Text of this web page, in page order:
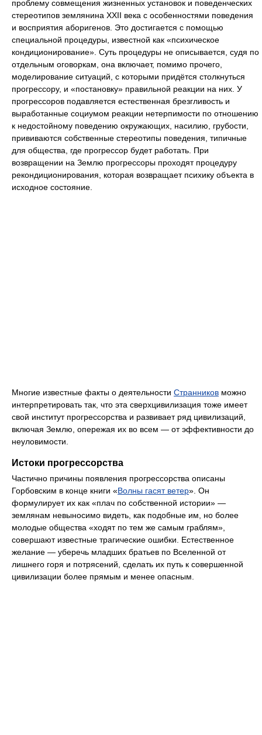
проблему совмещения жизненных установок и поведенческих
стереотипов землянина XXII века с особенностями поведения
и восприятия аборигенов. Это достигается с помощью
специальной процедуры, известной как «психическое
кондиционирование». Суть процедуры не описывается, судя по
отдельным оговоркам, она включает, помимо прочего,
моделирование ситуаций, с которыми придётся столкнуться
прогрессору, и «постановку» правильной реакции на них. У
прогрессоров подавляется естественная брезгливость и
выработанные социумом реакции нетерпимости по отношению
к недостойному поведению окружающих, насилию, грубости,
прививаются собственные стереотипы поведения, типичные
для общества, где прогрессор будет работать. При
возвращении на Землю прогрессоры проходят процедуру
рекондиционирования, которая возвращает психику объекта в
исходное состояние.
Многие известные факты о деятельности Странников можно
интерпретировать так, что эта сверхцивилизация тоже имеет
свой институт прогрессорства и развивает ряд цивилизаций,
включая Землю, опережая их во всем — от эффективности до
неуловимости.
Истоки прогрессорства
Частично причины появления прогрессорства описаны
Горбовским в конце книги «Волны гасят ветер». Он
формулирует их как «плач по собственной истории» —
землянам невыносимо видеть, как подобные им, но более
молодые общества «ходят по тем же самым граблям»,
совершают известные трагические ошибки. Естественное
желание — уберечь младших братьев по Вселенной от
лишнего горя и потрясений, сделать их путь к совершенной
цивилизации более прямым и менее опасным.